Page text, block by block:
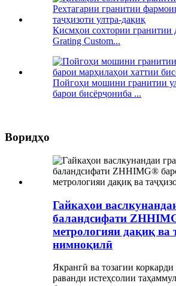
Қисмҳои сохтории
Grating Custom...
Пойгоҳи мошини гранитии
барои бисёрҷониба ...
Воридҳо
Гайкаҳои
баландсифати
метрологияи дақиқ ва
нимноқилӣ
Якрангӣ ва тозагии
раванди истеҳсолии